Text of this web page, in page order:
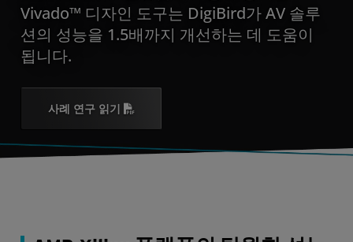
Vivado™ 디자인 도구는 DigiBird가 AV 솔루
션의 성능을 1.5배까지 개선하는 데 도움이
됩니다.
사례 연구 읽기